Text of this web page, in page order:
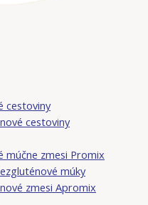
cestoviny
cestoviny
múčne zmesi Promix
múky
zmesi Apromix